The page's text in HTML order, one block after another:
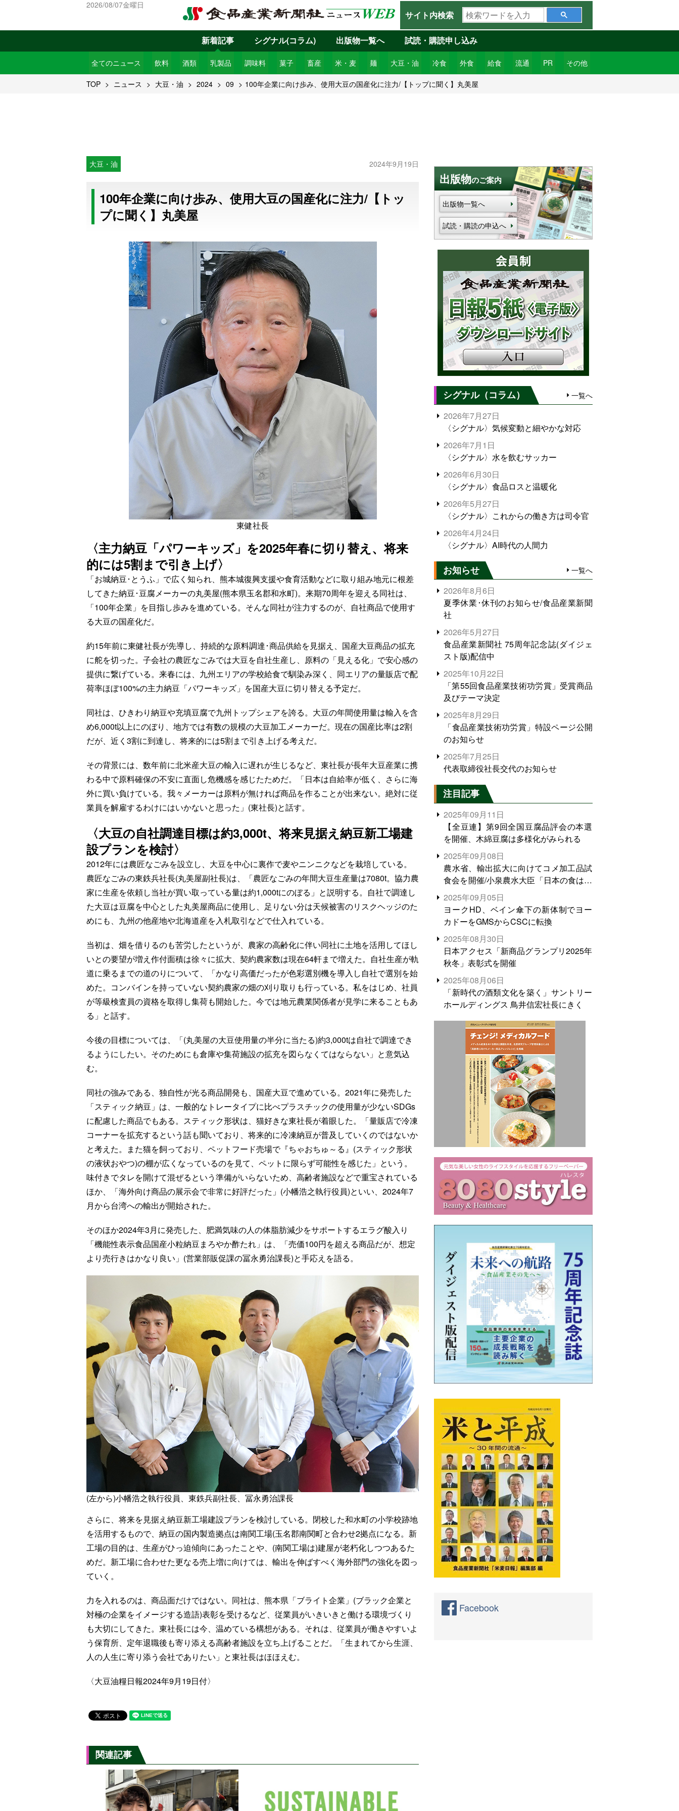
2026/08/07金曜日
サイト内検索
検
索
ワ
ー
ド
を
入
新着記事
全てのニュース 飲料 酒類 乳製品 調味料 菓子 畜産 米・麦 麺 大豆・油 冷食 外食 給食 流通 PR その他
シグナル(コラム) 出版物一覧へ 試読・購読申し込み
TOP ニュース 大豆・油 2024 09 100年企業に向け歩み、使用大豆の国産化に注力/【トップに聞く】丸美屋
大豆・油 2024年9月19日
100年企業に向け歩み、使用大豆の国産化に注力/【トッ
プに聞く】丸美屋
東健社長
〈主力納豆「パワーキッズ」を2025年春に切り替え、将来
的には5割まで引き上げ〉
「お城納豆･とうふ」で広く知られ、熊本城復興支援や食育活動などに取り組み地元に根差
してきた納豆･豆腐メーカーの丸美屋(熊本県玉名郡和水町)。来期70周年を迎える同社は、
「100年企業」を目指し歩みを進めている。そんな同社が注力するのが、自社商品で使用す
る大豆の国産化だ。
約15年前に東健社長が先導し、持続的な原料調達･商品供給を見据え、国産大豆商品の拡充
に舵を切った。子会社の農匠なごみでは大豆を自社生産し、原料の「見える化」で安心感の
提供に繋げている。来春には、九州エリアの学校給食で馴染み深く、同エリアの量販店で配
荷率ほぼ100%の主力納豆「パワーキッズ」を国産大豆に切り替える予定だ。
同社は、ひきわり納豆や充填豆腐で九州トップシェアを誇る。大豆の年間使用量は輸入を含
め6,000t以上にのぼり、地方では有数の規模の大豆加工メーカーだ。現在の国産比率は2割
だが、近く3割に到達し、将来的には5割まで引き上げる考えだ。
その背景には、数年前に北米産大豆の輸入に遅れが生じるなど、東社長が長年大豆産業に携
わる中で原料確保の不安に直面し危機感を感じたためだ。「日本は自給率が低く、さらに海
外に買い負けている。我々メーカーは原料が無ければ商品を作ることが出来ない。絶対に従
業員を解雇するわけにはいかないと思った」(東社長)と話す。
〈大豆の自社調達目標は約3,000t、将来見据え納豆新工場建
設プランを検討〉
2012年には農匠なごみを設立し、大豆を中心に裏作で麦やニンニクなどを栽培している。
農匠なごみの東鉄兵社長(丸美屋副社長)は、「農匠なごみの年間大豆生産量は7080t。協力農
家に生産を依頼し当社が買い取っている量は約1,000tにのぼる」と説明する。自社で調達し
た大豆は豆腐を中心とした丸美屋商品に使用し、足りない分は天候被害のリスクヘッジのた
めにも、九州の他産地や北海道産を入札取引などで仕入れている。
当初は、畑を借りるのも苦労したというが、農家の高齢化に伴い同社に土地を活用してほし
いとの要望が増え作付面積は徐々に拡大、契約農家数は現在64軒まで増えた。自社生産が軌
道に乗るまでの道のりについて、「かなり高価だったが色彩選別機を導入し自社で選別を始
めた。コンバインを持っていない契約農家の畑の刈り取りも行っている。私をはじめ、社員
が等級検査員の資格を取得し集荷も開始した。今では地元農業関係者が見学に来ることもあ
る」と話す。
今後の目標については、「(丸美屋の大豆使用量の半分に当たる)約3,000tは自社で調達でき
るようにしたい。そのためにも倉庫や集荷施設の拡充を図らなくてはならない」と意気込
む。
同社の強みである、独自性が光る商品開発も、国産大豆で進めている。2021年に発売した
「スティック納豆」は、一般的なトレータイプに比べプラスチックの使用量が少ないSDGs
に配慮した商品でもある。スティック形状は、猫好きな東社長が着眼した。「量販店で冷凍
コーナーを拡充するという話も聞いており、将来的に冷凍納豆が普及していくのではないか
と考えた。また猫を飼っており、ペットフード売場で『ちゃおちゅ～る』(スティック形状
の液状おやつ)の棚が広くなっているのを見て、ペットに限らず可能性を感じた」という。
味付きでタレを開けて混ぜるという準備がいらないため、高齢者施設などで重宝されている
ほか、「海外向け商品の展示会で非常に好評だった」(小幡浩之執行役員)といい、2024年7
月から台湾への輸出が開始された。
そのほか2024年3月に発売した、肥満気味の人の体脂肪減少をサポートするエラグ酸入り
「機能性表示食品国産小粒納豆まろやか酢たれ」は、「売価100円を超える商品だが、想定
より売行きはかなり良い」(営業部販促課の冨永勇治課長)と手応えを語る。
(左から)小幡浩之執行役員、東鉄兵副社長、冨永勇治課長
さらに、将来を見据え納豆新工場建設プランを検討している。閉校した和水町の小学校跡地
を活用するもので、納豆の国内製造拠点は南関工場(玉名郡南関町と合わせ2拠点になる。新
工場の目的は、生産がひっ迫傾向にあったことや、(南関工場は)建屋が老朽化しつつあるた
めだ。新工場に合わせた更なる売上増に向けては、輸出を伸ばすべく海外部門の強化を図っ
ていく。
力を入れるのは、商品面だけではない。同社は、熊本県「ブライト企業」(ブラック企業と
対極の企業をイメージする造語)表彰を受けるなど、従業員がいきいきと働ける環境づくり
も大切にしてきた。東社長には今、温めている構想がある。それは、従業員が働きやすいよ
う保育所、定年退職後も寄り添える高齢者施設を立ち上げることだ。「生まれてから生涯、
人の人生に寄り添う会社でありたい」と東社長はほほえむ。
〈大豆油糧日報2024年9月19日付〉
関連記事
出版物のご案内
出版物一覧へ
試読・購読の申込へ
シグナル（コラム） 一覧へ
2026年7月27日
〈シグナル〉気候変動と細やかな対応
2026年7月1日
〈シグナル〉水を飲むサッカー
2026年6月30日
〈シグナル〉食品ロスと温暖化
2026年5月27日
〈シグナル〉これからの働き方は司令官
2026年4月24日
〈シグナル〉AI時代の人間力
お知らせ 一覧へ
2026年8月6日
夏季休業･休刊のお知らせ/食品産業新聞
社
2026年5月27日
食品産業新聞社 75周年記念誌(ダイジェ
スト版)配信中
2025年10月22日
「第55回食品産業技術功労賞」受賞商品
及びテーマ決定
2025年8月29日
「食品産業技術功労賞」特設ページ公開
のお知らせ
2025年7月25日
代表取締役社長交代のお知らせ
注目記事
2025年09月11日
【全豆連】第9回全国豆腐品評会の本選
を開催、木綿豆腐は多様化がみられる
2025年09月08日
農水省、輸出拡大に向けてコメ加工品試
食会を開催/小泉農水大臣「日本の食は世
界でトップをとれる。米増産に向けて、
米輸出需要の拡大を」
2025年09月05日
ヨークHD、ベイン傘下の新体制でヨー
カドーをGMSからCSCに転換
2025年08月30日
日本アクセス「新商品グランプリ2025年
秋冬」表彰式を開催
2025年08月06日
「新時代の酒類文化を築く」サントリー
ホールディングス 鳥井信宏社長にきく
Facebook